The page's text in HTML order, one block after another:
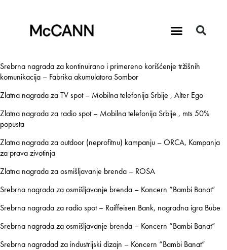
Srebrna nagrada za kontinuirano i primereno korišćenje tržišnih
komunikacija – Fabrika akumulatora Sombor
Zlatna nagrada za TV spot – Mobilna telefonija Srbije , Alter Ego
Zlatna nagrada za radio spot – Mobilna telefonija Srbije , mts 50%
popusta
Zlatna nagrada za outdoor (neprofitnu) kampanju – ORCA, Kampanja
za prava zivotinja
Zlatna nagrada za osmišljavanje brenda – ROSA
Srebrna nagrada za osmišljavanje brenda – Koncern “Bambi Banat”
Srebrna nagrada za radio spot – Raiffeisen Bank, nagradna igra Bube
Srebrna nagrada za osmišljavanje brenda – Koncern “Bambi Banat”
Srebrna nagradad za industrijski dizajn – Koncern “Bambi Banat”